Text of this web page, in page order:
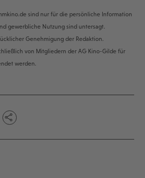
sind nur für die persönliche Information
gewerbliche Nutzung sind untersagt.
Genehmigung der Redaktion.
von Mitgliedern der AG Kino-Gilde für
werden.